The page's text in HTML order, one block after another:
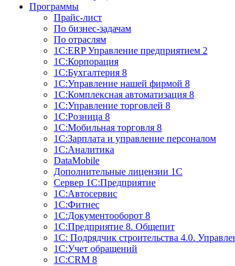
Программы
Прайс-лист
По бизнес-задачам
По отраслям
1C:ERP Управление предприятием 2
1С:Корпорация
1С:Бухгалтерия 8
1С:Управление нашей фирмой 8
1С:Комплексная автоматизация 8
1С:Управление торговлей 8
1С:Розница 8
1С:Мобильная торговля 8
1С:Зарплата и управление персоналом
1С:Аналитика
DataMobile
Дополнительные лицензии 1С
Сервер 1С:Предприятие
1С:Автосервис
1С:Фитнес
1С:Документооборот 8
1С:Предприятие 8. Общепит
1С: Подрядчик строительства 4.0.
1С:Учет обращений
1C:CRM 8